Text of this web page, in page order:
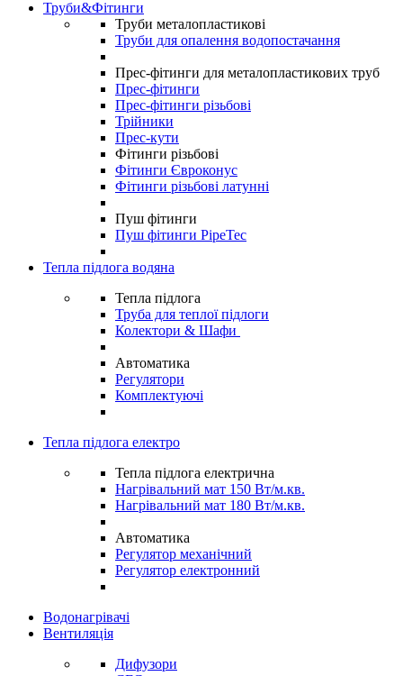
Труби&Фітинги
Труби металопластикові
Труби для опалення водопостачання
Прес-фітинги для металопластикових труб
Прес-фітинги
Прес-фітинги різьбові
Трійники
Прес-кути
Фітинги різьбові
Фітинги Євроконус
Фітинги різьбові латунні
Пуш фітинги
Пуш фітинги PipeTec
Тепла підлога водяна
Тепла підлога
Труба для теплої підлоги
Колектори & Шафи
Автоматика
Регулятори
Комплектуючі
Тепла підлога електро
Тепла підлога електрична
Нагрівальний мат 150 Вт/м.кв.
Нагрівальний мат 180 Вт/м.кв.
Автоматика
Регулятор механічний
Регулятор електронний
Водонагрівачі
Вентиляція
Дифузори